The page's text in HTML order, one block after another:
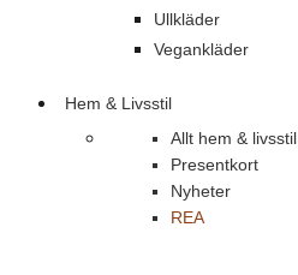
Ullkläder
Vegankläder
Hem & Livsstil
Allt hem & livsstil
Presentkort
Nyheter
REA